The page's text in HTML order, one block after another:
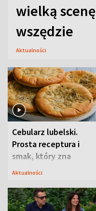
wielką
wszędzie
Aktualności
Cebularz lubelski.
Prosta receptura i
smak, który zna
Lubelszczyzna
Aktualności